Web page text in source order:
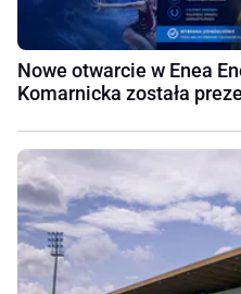
Nowe otwarcie w Enea
Komarnicka została